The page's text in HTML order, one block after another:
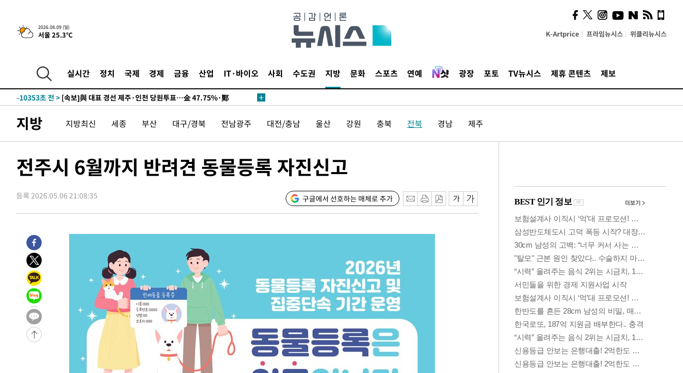
2026.08.09 (일)
서울 25.3℃ K-Artprice 프라임뉴시스 위클리뉴시스
실시간 정치 국제 경제 금융 산업 IT·바이오 사회 수도권 지방 문화 스포츠 연예 광장 포토 TV뉴시스 제휴 콘텐츠 제보
11시간 전 > [속보]뉴욕증시 상승 마감…S&P 0.6% 나스닥 1.3%↑
-11118초 전 >
[속보]與최고위원 제주·인천 순회경선…박선원·최민희·서미화·
한민수·김용 순
-11071초 전 >
청래 44.56%
-10353초 전 > [속보]與 대표 경선 제주·인천 당원투표…金 47.75%·鄭
-9822초 전 >
[속보]與 당대표 경선, 제주·인천 권리당원 투표 김민석 승리
-3596초 전 >낮 최고 35도 '무더위'…동해안 시간당 30㎜ '강한 비'[내일날씨]
레티코 이적"
-2648초 전 >수도권 40도 육박 '펄펄'…동해안 일부 지역엔 호의주의보
1시간 전 >강릉에 시간당 81.4㎜ 물폭탄…도로 잠기고 담벼락 붕괴
2시간 전 >백운산서 80년근 천종산삼 9뿌리 발견…감정가 1.3억원
3시간 전 >
3시간 전 >
여수 오동도 해상서 모터보트 전복…1명 사망·1명 실종
4시간 전 >
극한폭염 한풀 꺾이지만…'낮 최고 35도' 무더위, 열대야 계속[다음주
날씨]
5시간 전 >
축구협회 "압수수색·성접대 논란 사과…쇄신의 기회로 삼겠다"
6시간 전 >
[속보]'압수수색·성접대 논란' 축구협회 "실망과 걱정 안겨드려 죄송"
9시간 전 >
'최고 37도' 폭염 지속…강원동해안 최대 150㎜ 비
11시간 전 >
[속보]뉴욕증시 상승 마감…S&P 0.6% 나스닥 1.3%↑
-20071초 전 >
이란 "호르무즈 재개방 합의 근접…美 배상 선행돼야"
[속보]與최고위원 제주·인천 순회경선…박선원·최민희·서미화·
[속보]김민석, 與 전대 당원투표 누적 득표율 45.42%로 1위… 정
지방 지방최신 세종 부산 대구/경북 전남광주 대전/충남 울산 강원 충북 전북 경남 제주
전주시 6월까지 반려견 동물등록 자진신고
등록 2026.05.06 21:08:35 구글에서 선호하는 매체로 추가
사이 해답 찾았죠"…알을
깨고 나온 '초자아'